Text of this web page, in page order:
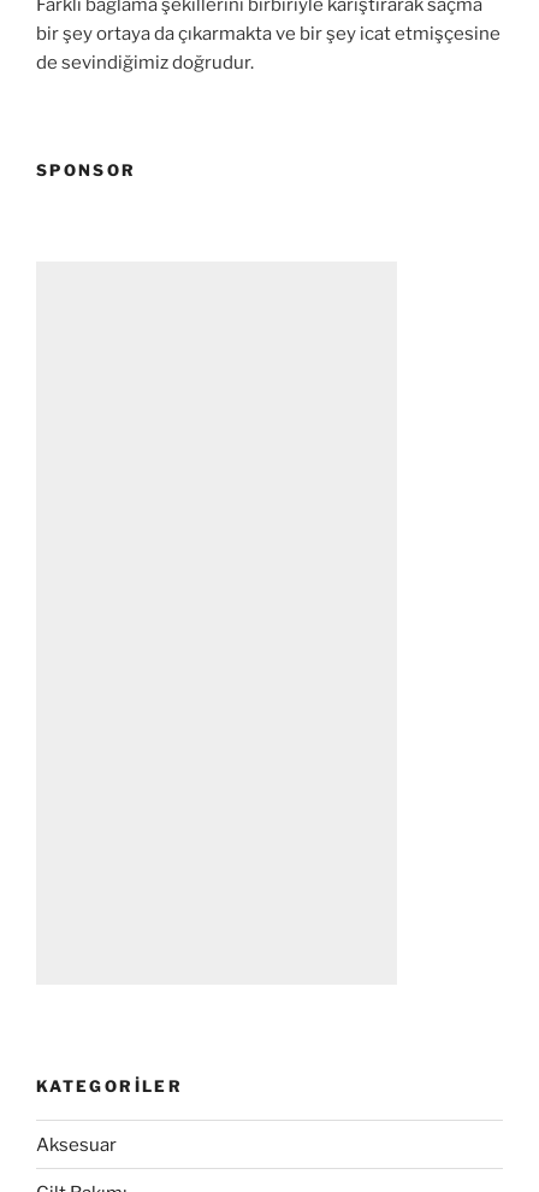
Farklı bağlama şekillerini birbiriyle karıştırarak saçma
bir şey ortaya da çıkarmakta ve bir şey icat etmişçesine
de sevindiğimiz doğrudur.
SPONSOR
KATEGORILER
Aksesuar